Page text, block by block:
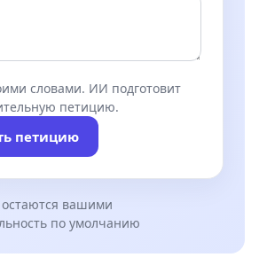
словами. ИИ подготовит
петицию.
петицию
вашими
по умолчанию